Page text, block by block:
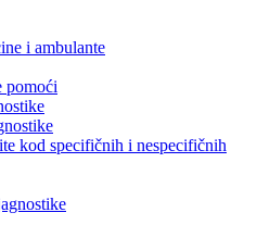
i ambulante
pomoći
kod specifičnih i nespecifičnih